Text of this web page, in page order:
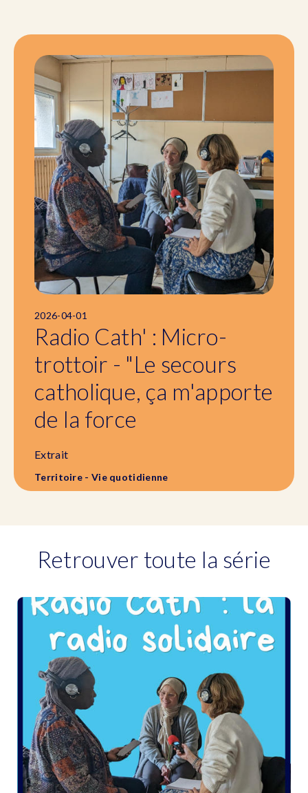
2026-04-01
Radio Cath' : Micro-
trottoir - "Le secours
catholique, ça m'apporte
de la force
Extrait
Territoire - Vie quotidienne
Retrouver toute la série